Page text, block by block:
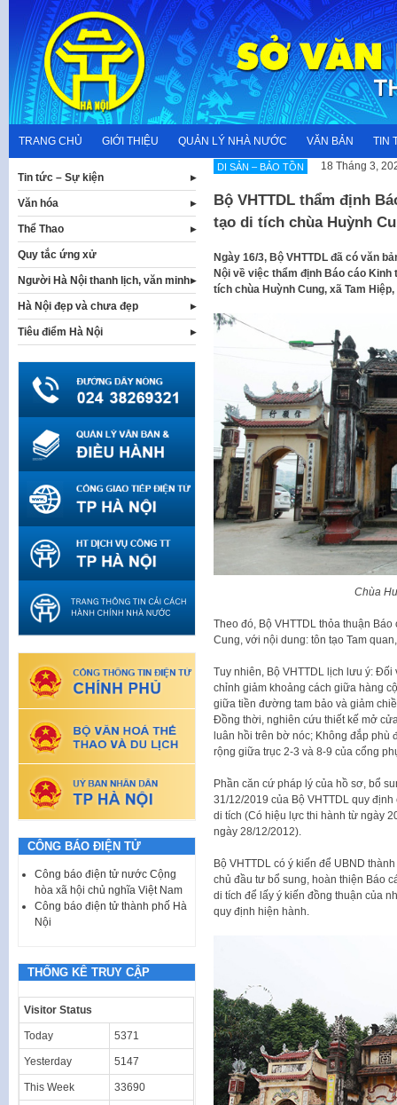
content
TRANG CHỦ GIỚI THIỆU QUẢN LÝ NHÀ NƯỚC VĂN BẢN TIN
DI SẢN – BẢO TỒN 18 Tháng 3,
Bộ VHTTDL thẩm định
tạo di tích chùa Huỳnh
Ngày 16/3, Bộ VHTTDL đã có văn
Nội về việc thẩm định Báo cáo Kinh
tích chùa Huỳnh Cung, xã Tam Hiệp,
Chùa
Theo đó, Bộ VHTTDL thỏa thuận
Cung, với nội dung: tôn tạo Tam
Tuy nhiên, Bộ VHTTDL lịch lưu ý:
chỉnh giảm khoảng cách giữa hàng
giữa tiền đường tam bảo và giảm
Đồng thời, nghiên cứu thiết kế mở
luân hồi trên bờ nóc; Không đắp phù
rộng giữa trục 2-3 và 8-9 của cổng
Phần căn cứ pháp lý của hồ sơ, bổ
31/12/2019 của Bộ VHTTDL quy
di tích (Có hiệu lực thi hành từ ngày
ngày 28/12/2012).
Bộ VHTTDL có ý kiến để UBND
chủ đầu tư bổ sung, hoàn thiện Báo
di tích để lấy ý kiến đồng thuận của
quy định hiện hành.
Tin tức – Sự kiện
Văn hóa
Thể Thao
Quy tắc ứng xử
Người Hà Nội thanh lịch, văn minh
Hà Nội đẹp và chưa đẹp
Tiêu điểm Hà Nội
CÔNG BÁO ĐIỆN TỬ
Công báo điện tử nước Cộng
hòa xã hội chủ nghĩa Việt Nam
Công báo điện tử thành phố Hà
Nội
THỐNG KÊ TRUY CẬP
Visitor Status
Today 5371
Yesterday 5147
This Week 33690